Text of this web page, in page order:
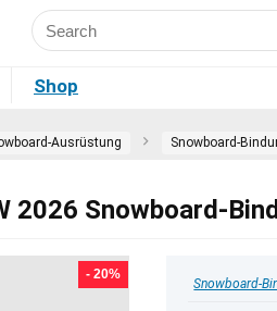
Shop
Ausrüstung Snowboard-
2026 Snowboard-
- 20%
Snowboard-